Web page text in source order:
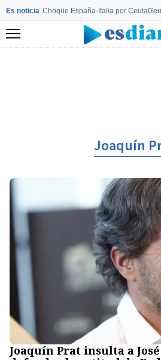
Es noticia Choque España-Italia por Ceuta
Menú
Joaquín
Joaquín Prat insulta a